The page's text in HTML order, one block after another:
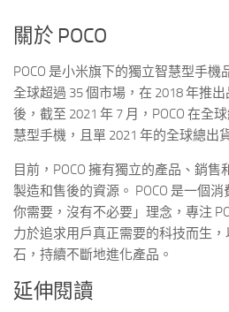
關於 POCO
POCO 是小米旗下的獨立智慧型手機
全球超過 35 個市場，在 2018 年推出
後，截至 2021 年 7 月，POCO 在全
慧型手機，且單 2021 年的全球總出
目前，POCO 擁有獨立的產品、銷
製造和售後的資源。 POCO 是一個
你需要，沒有不必要」理念，專注
力於追求用戶真正需要的科技而生
石，持續不斷地進化產品。
延伸閱讀